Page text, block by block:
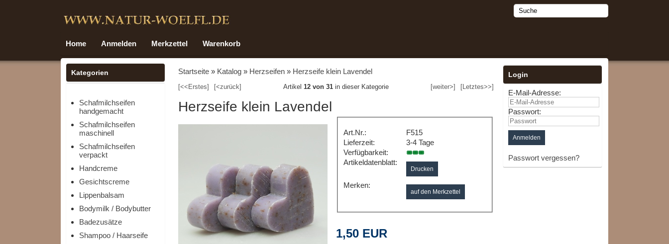
Home Anmelden Merkzettel Warenkorb
Kategorien
Schafmilchseifen
handgemacht
Schafmilchseifen
maschinell
Schafmilchseifen
verpackt
Handcreme
Gesichtscreme
Lippenbalsam
Bodymilk / Bodybutter
Badezusätze
Shampoo / Haarseife
Startseite» Katalog» Herzseifen» Herzseife klein Lavendel
[<<Erstes] [<zurück] Artikel12 von 31 in dieser Kategorie [Letztes>>]
[weiter>]
Herzseife klein Lavendel
Art.Nr.:
F515
Lieferzeit:
3-4 Tage
Verfügbarkeit:
Artikeldatenblatt:
Drucken
Merken:
1,50 EUR
Login
E-Mail-Adresse:
Passwort:
Passwort vergessen?